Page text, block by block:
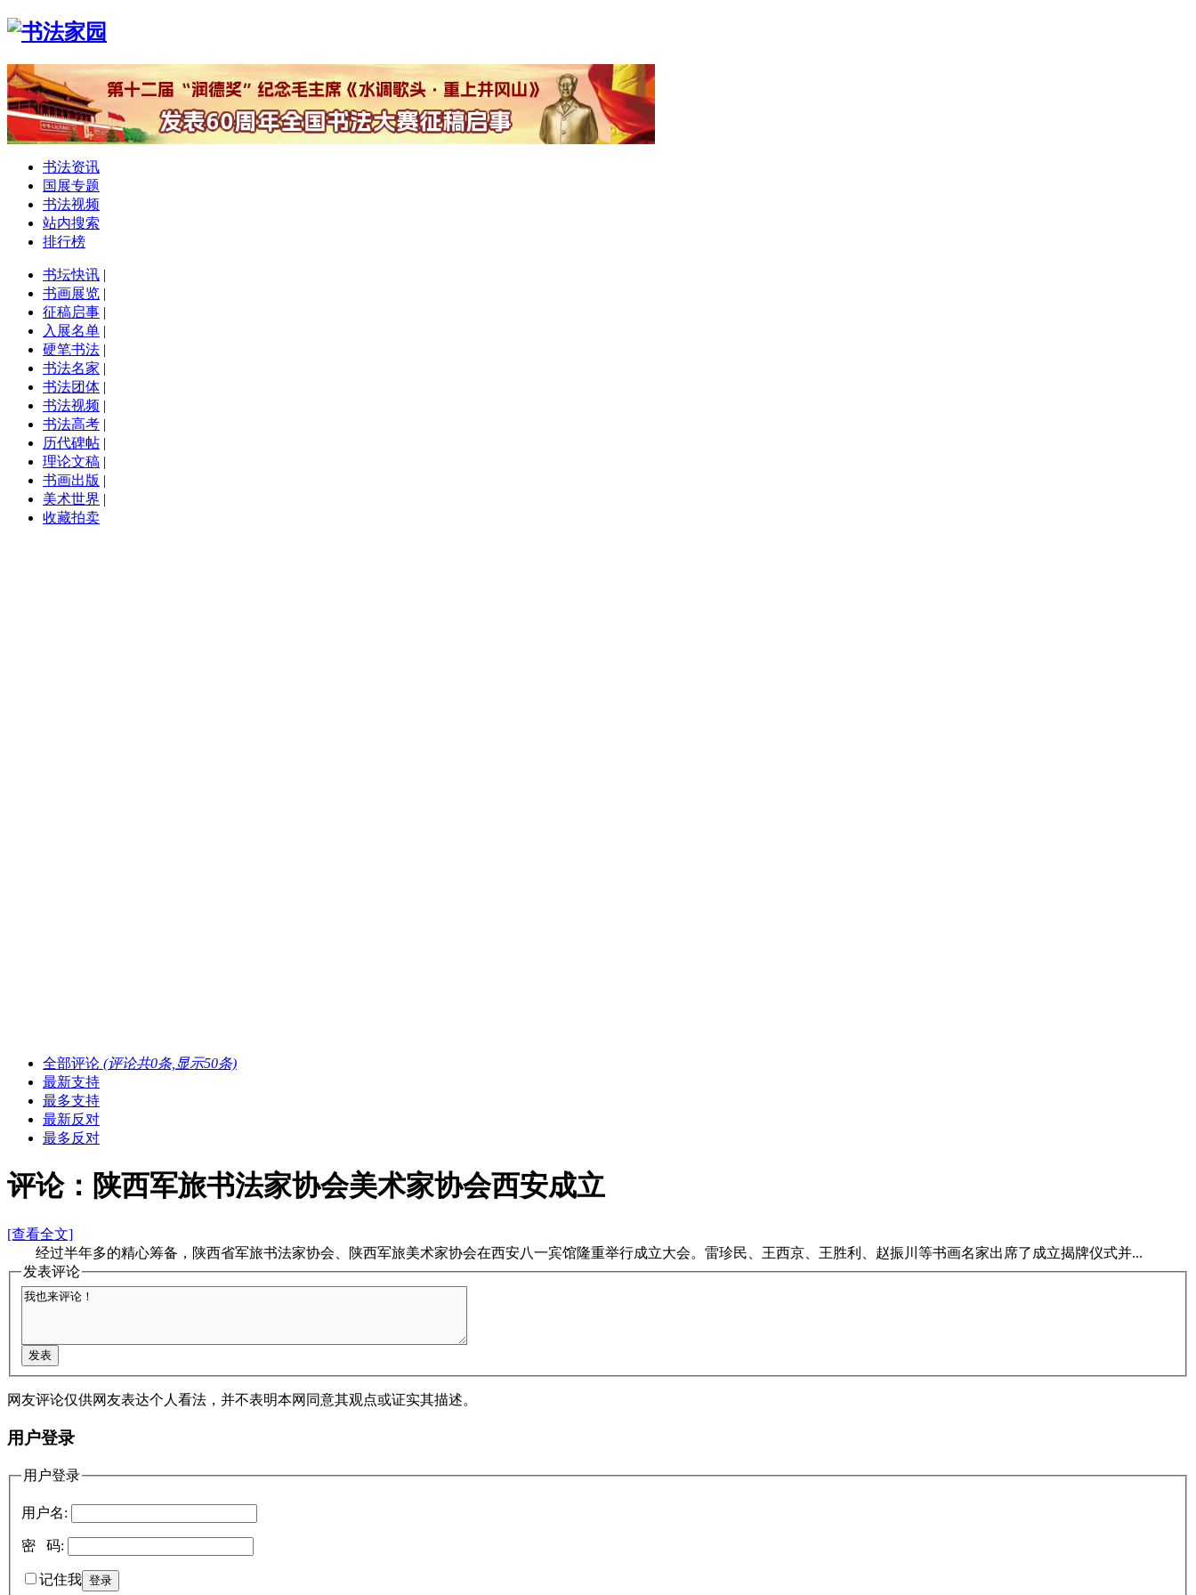
书法资讯
国展专题
书法视频
站内搜索
排行榜
书坛快讯 |
书画展览 |
征稿启事 |
入展名单 |
硬笔书法 |
书法名家 |
书法团体 |
书法视频 |
书法高考 |
历代碑帖 |
理论文稿 |
书画出版 |
美术世界 |
收藏拍卖
全部评论 (评论共0条,显示50条)
最新支持
最多支持
最新反对
最多反对
评论：陕西军旅书法家协会美术家协会西安成立
[查看全文]
经过半年多的精心筹备，陕西省军旅书法家协会、陕西军旅美术家协会在西安八一宾馆隆重举行成立大会。雷珍民、王西京、王胜利、赵振川等书画名家出席了成立揭牌仪式并...
发表评论
网友评论仅供网友表达个人看法，并不表明本网同意其观点或证实其描述。
用户登录
用户登录
用户名:
密 码:
记住我